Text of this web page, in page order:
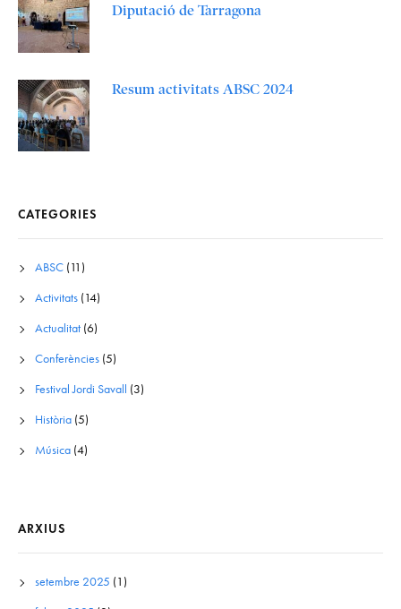
Diputació de Tarragona
Resum activitats ABSC 2024
CATEGORIES
ABSC(11)
Activitats(14)
Actualitat(6)
Conferències(5)
Festival Jordi Savall (3)
Història(5)
Música(4)
ARXIUS
setembre 2025 (1)